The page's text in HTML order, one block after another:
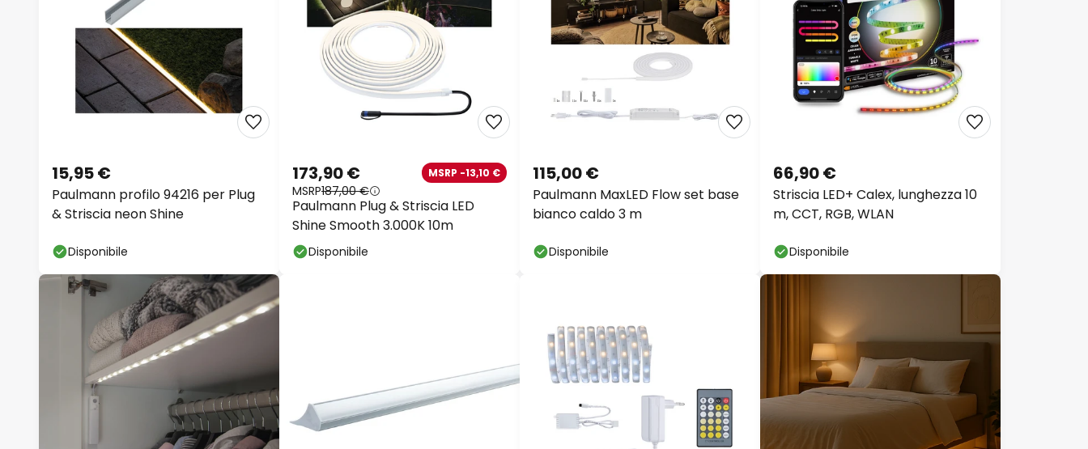
Paulmann profilo 94216 per Plug
& Striscia neon Shine
15,95 €
Disponibile
Paulmann Plug & Striscia LED
Shine Smooth 3.000K 10m
173,90 € MSRP -13,10 €
MSRP187,00 €
Disponibile
Paulmann MaxLED Flow set base
bianco caldo 3 m
115,00 €
Disponibile
Striscia LED+ Calex, lunghezza 10
m, CCT, RGB, WLAN
66,90 €
Disponibile